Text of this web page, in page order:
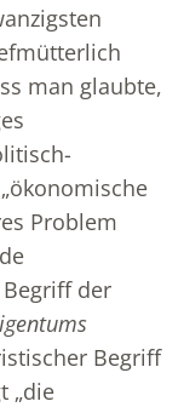
man glaubte,
Problem
der
Begriff
„die